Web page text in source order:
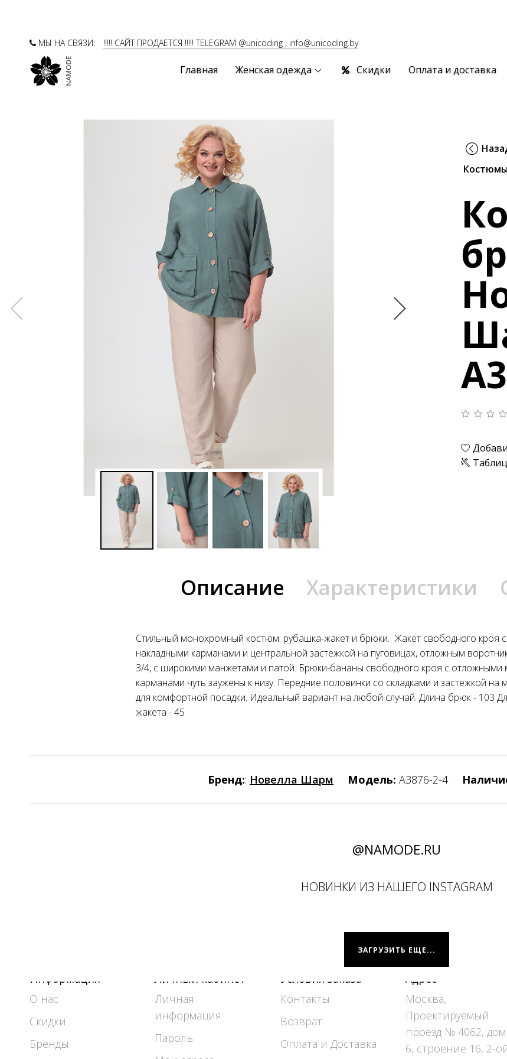
МЫ НА СВЯЗИ: !!!!! САЙТ ПРОДАЕТСЯ !!!!! TELEGRAM @unicoding , info@unicoding.by
Главная Женская одежда Скидки Оплата и доставка
Описание Характеристики
Стильный монохромный костюм: рубашка-жакет и брюки. Жакет свободного кроя
накладными карманами и центральной застежкой на пуговицах, отложным
3/4, с широкими манжетами и патой. Брюки-бананы свободного кроя с
карманами чуть заужены к низу. Передние половинки со складками и застежкой
для комфортной посадки. Идеальный вариант на любой случай. Длина брюк - 103
жакета - 45
Бренд:: Новелла Шарм Модель: А3876-2-4
@NAMODE.RU
НОВИНКИ ИЗ НАШЕГО INSTAGRAM
ЗАГРУЗИТЬ ЕЩЕ...
Информация
О нас
Скидки
Бренды
Личный кабинет
Личная
информация
Пароль
Условия заказа
Контакты
Возврат
Оплата и Доставка
Адрес
Москва,
Проектируемый
проезд № 4062, дом
6, строение 16, 2-